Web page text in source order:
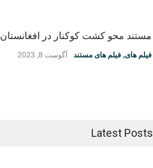
مستند محو کشت کوکنار در افغانستان
فیلم های, فیلم های مستند آگوست 8, 2023
Latest Posts